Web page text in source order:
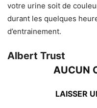
votre urine soit de
durant les quelques
d’entrainement.
Albert Trust
AUCUN
LAISSER